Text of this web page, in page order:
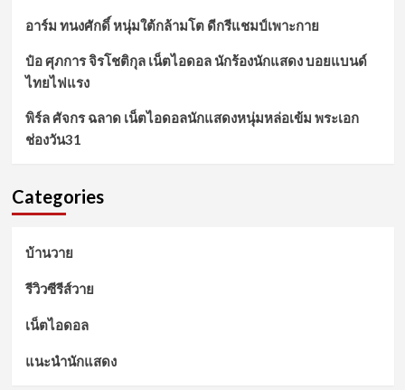
อาร์ม ทนงศักดิ์ หนุ่มใต้กล้ามโต ดีกรีแชมป์เพาะกาย
ป๋อ ศุภการ จิรโชติกุล เน็ตไอดอล นักร้องนักแสดง บอยแบนด์
ไทยไฟแรง
พิร์ล ศัจกร ฉลาด เน็ตไอดอลนักแสดงหนุ่มหล่อเข้ม พระเอก
ช่องวัน31
Categories
บ้านวาย
รีวิวซีรีส์วาย
เน็ตไอดอล
แนะนำนักแสดง